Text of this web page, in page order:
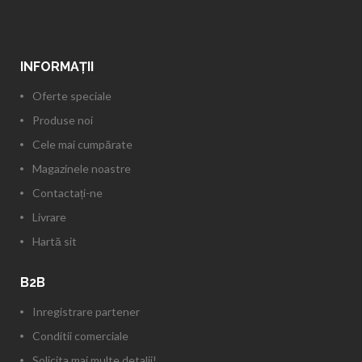
INFORMAŢII
Oferte speciale
Produse noi
Cele mai cumpărate
Magazinele noastre
Contactați-ne
Livrare
Hartă sit
B2B
Inregistrare partener
Conditii comerciale